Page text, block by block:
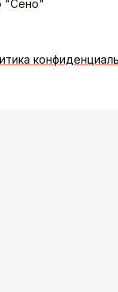
"Сено"